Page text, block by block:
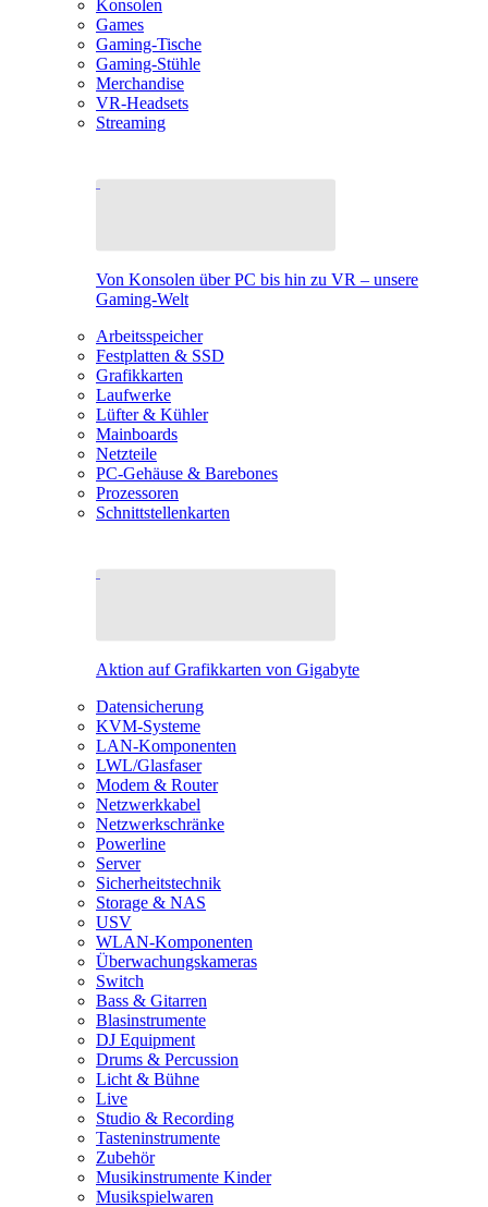
Konsolen
Games
Gaming-Tische
Gaming-Stühle
Merchandise
VR-Headsets
Streaming
Von Konsolen über PC bis hin zu VR – unsere
Gaming-Welt
Arbeitsspeicher
Festplatten & SSD
Grafikkarten
Laufwerke
Lüfter & Kühler
Mainboards
Netzteile
PC-Gehäuse & Barebones
Prozessoren
Schnittstellenkarten
Aktion auf Grafikkarten von Gigabyte
Datensicherung
KVM-Systeme
LAN-Komponenten
LWL/Glasfaser
Modem & Router
Netzwerkkabel
Netzwerkschränke
Powerline
Server
Sicherheitstechnik
Storage & NAS
USV
WLAN-Komponenten
Überwachungskameras
Switch
Bass & Gitarren
Blasinstrumente
DJ Equipment
Drums & Percussion
Licht & Bühne
Live
Studio & Recording
Tasteninstrumente
Zubehör
Musikinstrumente Kinder
Musikspielwaren